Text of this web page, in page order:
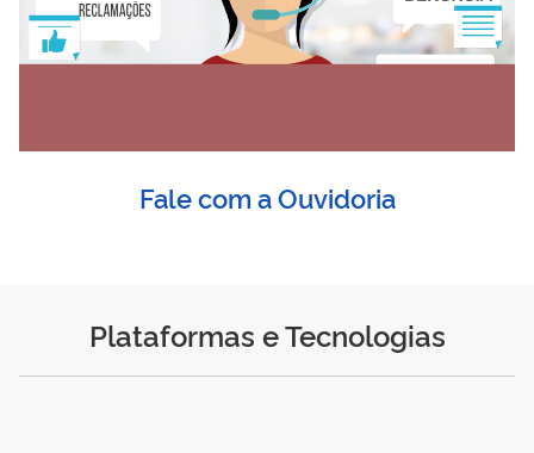
Fale com a Ouvidoria
Plataformas e Tecnologias